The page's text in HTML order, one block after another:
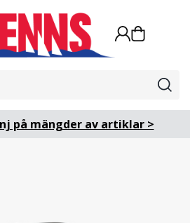
på mängder av artiklar >